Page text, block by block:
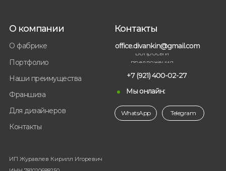
О фабрике
Портфолио
Наши преимущества
Франшиза
О компании
Контакты
Контакты
office.divankin@gmail.com
Вопросы и
предложения
+7 (921) 400-02-27
Мы онлайн:
WhatsApp Telegram
ИП Журавлев Кирилл Игоревич
Для дизайнеров